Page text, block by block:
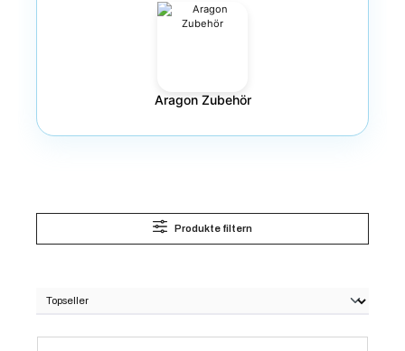
Aragon Zubehör
Produkte filtern